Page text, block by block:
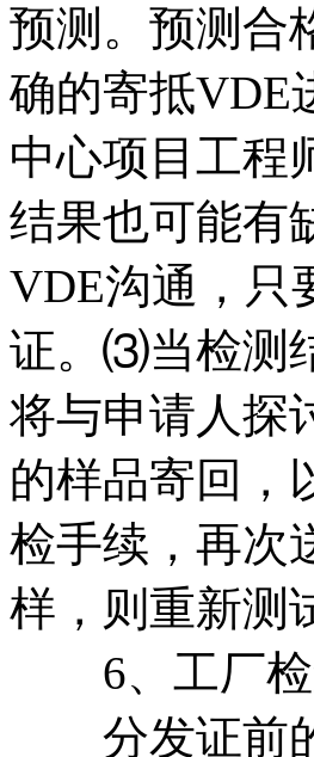
预测。预测合
确的寄抵VDE
中心项目工程
结果也可能有
VDE沟通，只
证。⑶当检测
将与申请人探
的样品寄回，
检手续，再次
样，则重新测
6、工厂检
分发证前的